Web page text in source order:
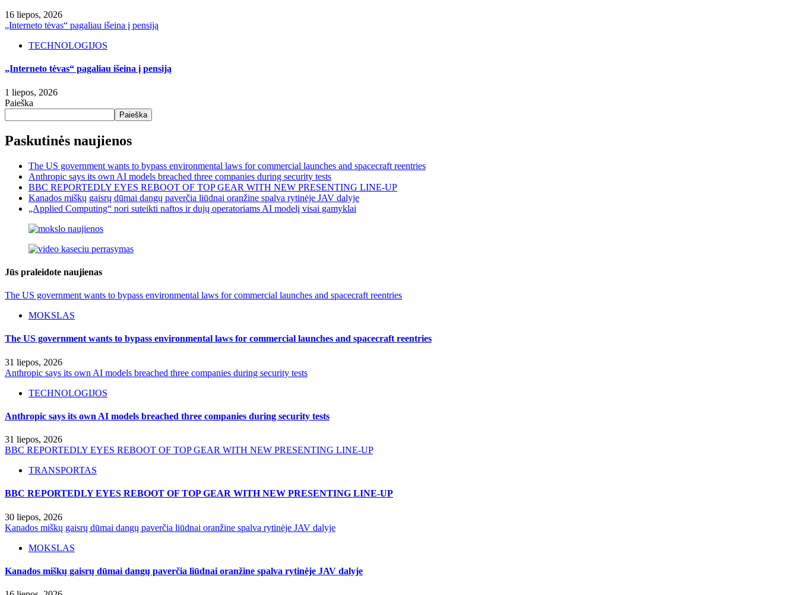
16 liepos, 2026
„Interneto tėvas“ pagaliau išeina į pensiją
TECHNOLOGIJOS
„Interneto tėvas“ pagaliau išeina į pensiją
1 liepos, 2026
Paieška
Paieška
Paskutinės naujienos
The US government wants to bypass environmental laws for commercial launches and spacecraft reentries
Anthropic says its own AI models breached three companies during security tests
BBC REPORTEDLY EYES REBOOT OF TOP GEAR WITH NEW PRESENTING LINE-UP
Kanados miškų gaisrų dūmai dangų paverčia liūdnai oranžine spalva rytinėje JAV dalyje
„Applied Computing“ nori suteikti naftos ir dujų operatoriams AI modelį visai gamyklai
Jūs praleidote naujienas
The US government wants to bypass environmental laws for commercial launches and spacecraft reentries
MOKSLAS
The US government wants to bypass environmental laws for commercial launches and spacecraft reentries
31 liepos, 2026
Anthropic says its own AI models breached three companies during security tests
TECHNOLOGIJOS
Anthropic says its own AI models breached three companies during security tests
31 liepos, 2026
BBC REPORTEDLY EYES REBOOT OF TOP GEAR WITH NEW PRESENTING LINE-UP
TRANSPORTAS
BBC REPORTEDLY EYES REBOOT OF TOP GEAR WITH NEW PRESENTING LINE-UP
30 liepos, 2026
Kanados miškų gaisrų dūmai dangų paverčia liūdnai oranžine spalva rytinėje JAV dalyje
MOKSLAS
Kanados miškų gaisrų dūmai dangų paverčia liūdnai oranžine spalva rytinėje JAV dalyje